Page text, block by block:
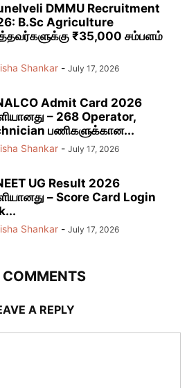
DMMU Recruitment
B.Sc Agriculture
₹35,000 சம்பளம்
Shankar - July 17, 2026
Admit Card 2026
– 268 Operator,
பணிகளுக்கான...
Shankar - July 17, 2026
UG Result 2026
– Score Card Login
Shankar - July 17, 2026
COMMENTS
A REPLY